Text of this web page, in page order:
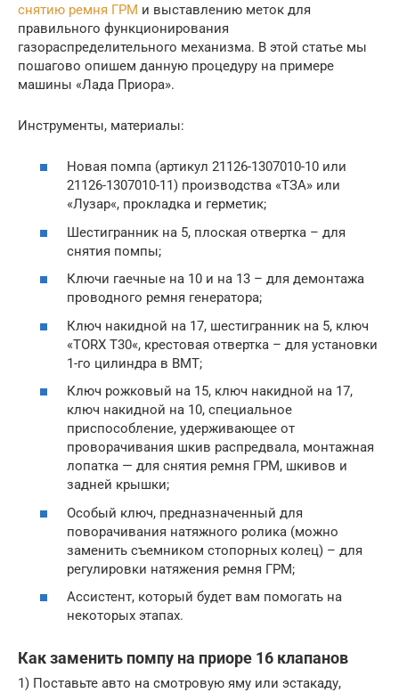
снятию ремня ГРМ и выставлению меток для
правильного функционирования
газораспределительного механизма. В этой статье мы
пошагово опишем данную процедуру на примере
машины «Лада Приора».
Инструменты, материалы:
Новая помпа (артикул 21126-1307010-10 или
21126-1307010-11) производства «ТЗА» или
«Лузар«, прокладка и герметик;
Шестигранник на 5, плоская отвертка – для
снятия помпы;
Ключи гаечные на 10 и на 13 – для демонтажа
проводного ремня генератора;
Ключ накидной на 17, шестигранник на 5, ключ
«TORX T30«, крестовая отвертка – для установки
1-го цилиндра в ВМТ;
Ключ рожковый на 15, ключ накидной на 17,
ключ накидной на 10, специальное
приспособление, удерживающее от
проворачивания шкив распредвала, монтажная
лопатка — для снятия ремня ГРМ, шкивов и
задней крышки;
Особый ключ, предназначенный для
поворачивания натяжного ролика (можно
заменить съемником стопорных колец) – для
регулировки натяжения ремня ГРМ;
Ассистент, который будет вам помогать на
некоторых этапах.
Как заменить помпу на приоре 16 клапанов
1) Поставьте авто на смотровую яму или эстакаду,